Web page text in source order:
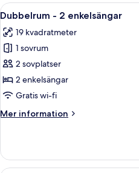
Öppna
alla
foton
för
Dubbelrum
-
2
3
Dubbelrum - 2 enkelsängar
19 kvadratmeter
1 sovrum
2 sovplatser
2 enkelsängar
Gratis wi-fi
Mer information
Mer
-